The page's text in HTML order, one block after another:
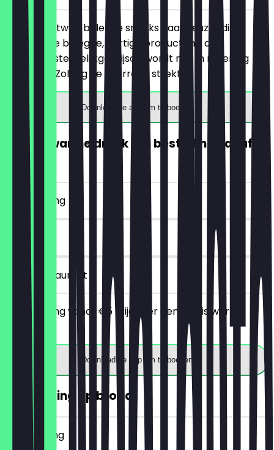
Je bestelt twee belegde snacks naar keuze (dit
betreft alle belegde, hartige producten), de
goedkoopste/gelijkgeprijsde wordt niet in rekening
gebracht. Zolang de voorraad strekt!
Download de app om te boeken
GRATIS warme drank (bij besteding vanaf
~€ 4 korting
7 dagen
in het restaurant
Bij besteding vanaf €5 krijg je er een gratis warme
drank bij.
Download de app om te boeken
30% korting op brood
~€ 2 korting